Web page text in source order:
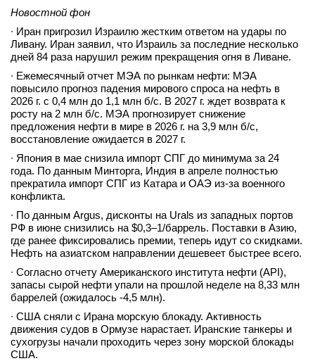
Стать автором
Вход
Новостной фон
∙ Иран пригрозил Израилю жестким ответом на удары по
Ливану. Иран заявил, что Израиль за последние несколько
дней 84 раза нарушил режим прекращения огня в Ливане.
∙ Ежемесячный отчет МЭА по рынкам нефти: МЭА
повысило прогноз падения мирового спроса на нефть в
2026 г. с 0,4 млн до 1,1 млн б/с. В 2027 г. ждет возврата к
росту на 2 млн б/с. МЭА прогнозирует снижение
предложения нефти в мире в 2026 г. на 3,9 млн б/с,
восстановление ожидается в 2027 г.
∙ Япония в мае снизила импорт СПГ до минимума за 24
года. По данным Минторга, Индия в апреле полностью
прекратила импорт СПГ из Катара и ОАЭ из-за военного
конфликта.
∙ По данным Argus, дисконты на Urals из западных портов
РФ в июне снизились на $0,3–1/баррель. Поставки в Азию,
где ранее фиксировались премии, теперь идут со скидками.
Нефть на азиатском направлении дешевеет быстрее всего.
∙ Согласно отчету Американского института нефти (API),
запасы сырой нефти упали на прошлой неделе на 8,33 млн
баррелей (ожидалось -4,5 млн).
∙ США сняли с Ирана морскую блокаду. Активность
движения судов в Ормузе нарастает. Иранские танкеры и
сухогрузы начали проходить через зону морской блокады
США.